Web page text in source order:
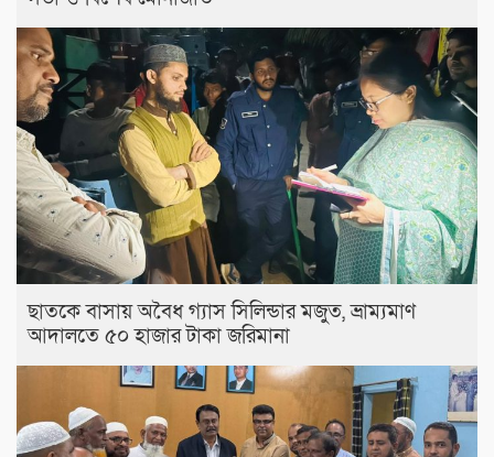
ছাতকে বাসায় অবৈধ গ্যাস সিলিন্ডার মজুত, ভ্রাম্যমাণ
আদালতে ৫০ হাজার টাকা জরিমানা